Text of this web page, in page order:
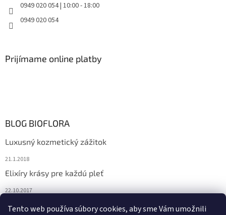
Tento web používa súbory cookies, aby sme Vám umožnili
0949 020 054 | 10:00 - 18:00
0949 020 054
Prijímame online platby
BLOG BIOFLORA
Luxusný kozmetický zážitok
21.1.2018
Elixíry krásy pre každú pleť
22.10.2017
Spoznajte prírodnú kozmetiku Sante